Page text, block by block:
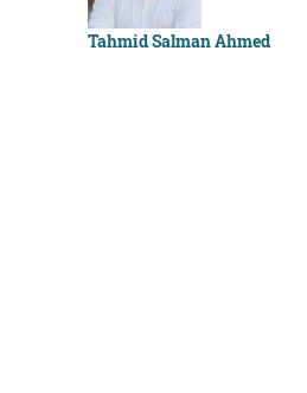
Tahmid Salman Ahmed